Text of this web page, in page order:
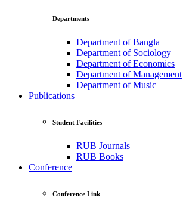
Departments
Department of Bangla
Department of Sociology
Department of Economics
Department of Management
Department of Music
Publications
Student Facilities
RUB Journals
RUB Books
Conference
Conference Link